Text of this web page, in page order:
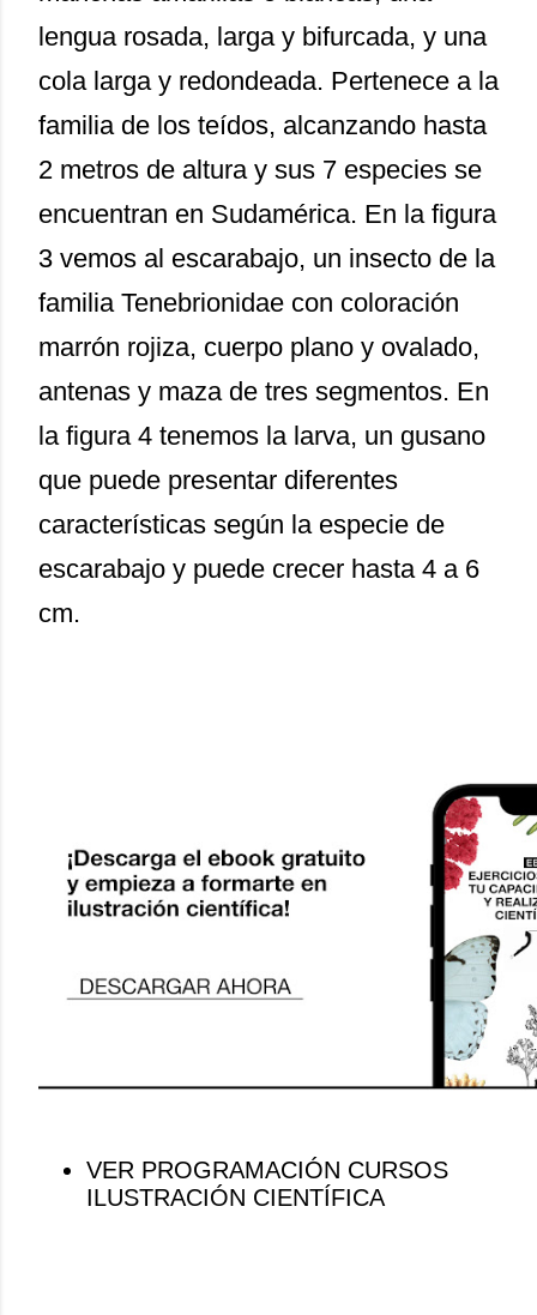
lengua rosada, larga y bifurcada, y una
cola larga y redondeada. Pertenece a la
familia de los teídos, alcanzando hasta
2 metros de altura y sus 7 especies se
encuentran en Sudamérica. En la figura
3 vemos al escarabajo, un insecto de la
familia Tenebrionidae con coloración
marrón rojiza, cuerpo plano y ovalado,
antenas y maza de tres segmentos. En
la figura 4 tenemos la larva, un gusano
que puede presentar diferentes
características según la especie de
escarabajo y puede crecer hasta 4 a 6
cm.
VER PROGRAMACIÓN CURSOS
ILUSTRACIÓN CIENTÍFICA